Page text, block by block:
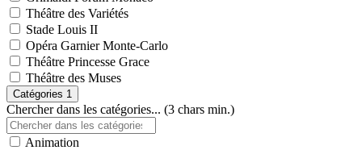
Théâtre des Variétés
Stade Louis II
Opéra Garnier Monte-Carlo
Théâtre Princesse Grace
Théâtre des Muses
Catégories 1
Chercher dans les catégories... (3 chars min.)
Animation